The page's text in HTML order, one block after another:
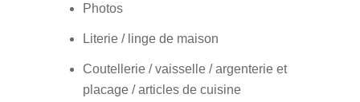
Photos
Literie / linge de maison
Coutellerie / vaisselle / argenterie et
placage / articles de cuisine